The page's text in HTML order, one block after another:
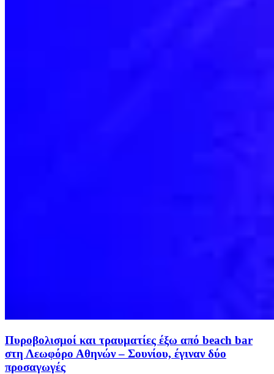
Πυροβολισμοί και τραυματίες έξω από beach bar
στη Λεωφόρο Αθηνών – Σουνίου, έγιναν δύο
προσαγωγές